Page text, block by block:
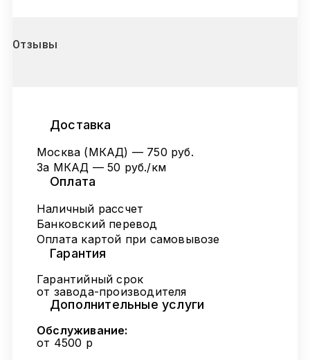
Отзывы
Доставка
Москва (МКАД) — 750 руб.
За МКАД — 50 руб./км
Оплата
Наличный рассчет
Банковский перевод
Оплата картой при самовывозе
Гарантия
Гарантийный срок
от завода-производителя
Дополнительные услуги
Обслуживание:
от 4500 р